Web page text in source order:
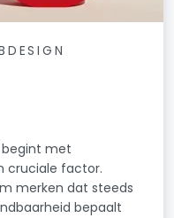
begint met
cruciale factor.
merken dat steeds
bepaalt